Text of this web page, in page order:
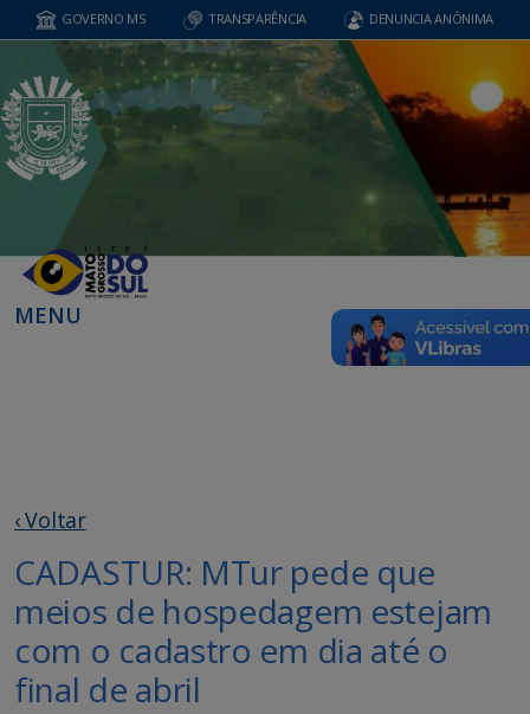
GOVERNO MS TRANSPARÊNCIA DENUNCIA ANÔNIMA
MENU
‹ Voltar
CADASTUR: MTur pede que
meios de hospedagem estejam
com o cadastro em dia até o
final de abril